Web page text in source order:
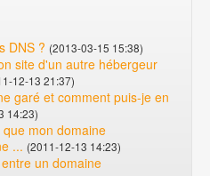
DNS ? (2013-03-15 15:38)
site d'un autre hébergeur
12-13 21:37)
garé et comment puis-je en
14:23)
mon domaine
... (2011-12-13 14:23)
un domaine